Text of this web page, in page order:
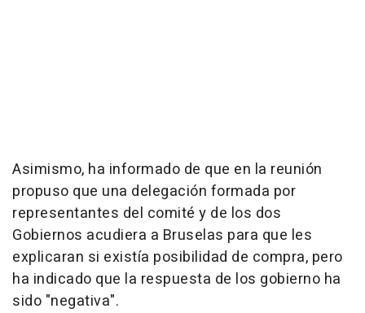
Asimismo, ha informado de que en la reunión
propuso que una delegación formada por
representantes del comité y de los dos
Gobiernos acudiera a Bruselas para que les
explicaran si existía posibilidad de compra, pero
ha indicado que la respuesta de los gobierno ha
sido "negativa".